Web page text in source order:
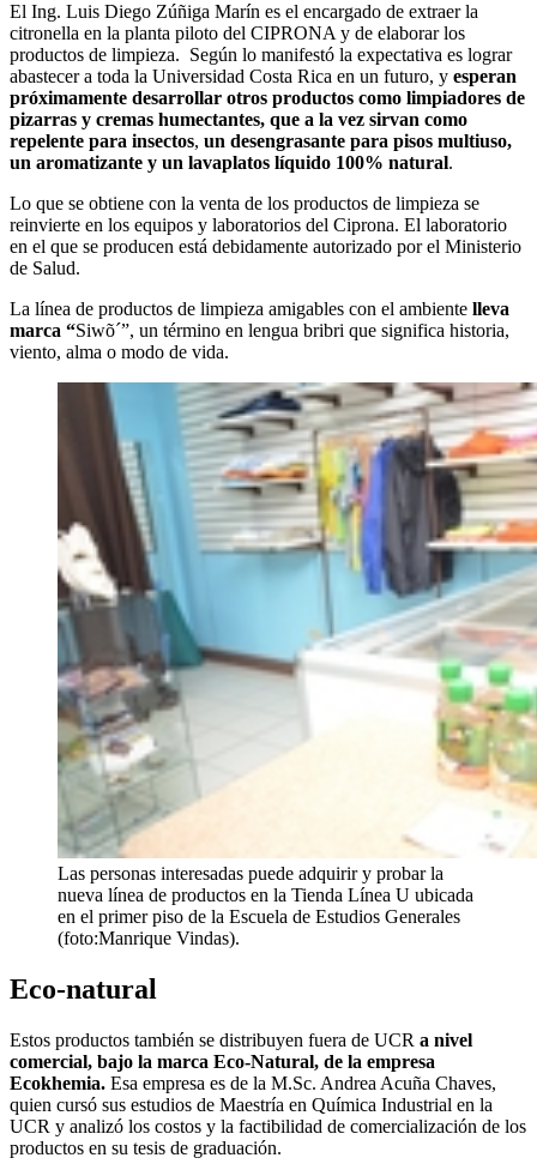
El Ing. Luis Diego Zúñiga Marín es el encargado de extraer la
citronella en la planta piloto del CIPRONA y de elaborar los
productos de limpieza. Según lo manifestó la expectativa es lograr
abastecer a toda la Universidad Costa Rica en un futuro, y esperan
próximamente desarrollar otros productos como limpiadores de
pizarras y cremas humectantes, que a la vez sirvan como
repelente para insectos, un desengrasante para pisos multiuso,
un aromatizante y un lavaplatos líquido 100% natural.
Lo que se obtiene con la venta de los productos de limpieza se
reinvierte en los equipos y laboratorios del Ciprona. El laboratorio
en el que se producen está debidamente autorizado por el Ministerio
de Salud.
La línea de productos de limpieza amigables con el ambiente lleva
marca “Siwõ´”, un término en lengua bribri que significa historia,
viento, alma o modo de vida.
Las personas interesadas puede adquirir y probar la
nueva línea de productos en la Tienda Línea U ubicada
en el primer piso de la Escuela de Estudios Generales
(foto:Manrique Vindas).
Eco-natural
Estos productos también se distribuyen fuera de UCR a nivel
comercial, bajo la marca Eco-Natural, de la empresa
Ecokhemia. Esa empresa es de la M.Sc. Andrea Acuña Chaves,
quien cursó sus estudios de Maestría en Química Industrial en la
UCR y analizó los costos y la factibilidad de comercialización de los
productos en su tesis de graduación.